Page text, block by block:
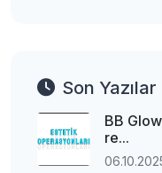
Son Yazılar
BB
re...